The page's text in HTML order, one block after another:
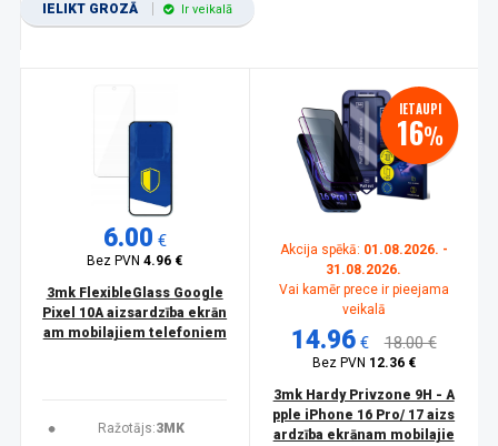
IELIKT GROZĀ Ir veikalā
6.00 €
Bez PVN4.96 €
3mk FlexibleGlass Google
Pixel 10A aizsardzība ekrān
am mobilajiem telefoniem
Ražotājs:3MK
IETAUPI
16%
Akcija spēkā: 01.08.2026. -
31.08.2026.
Vai kamēr prece ir pieejama
veikalā
14.96 € 18.00 €
Bez PVN 12.36 €
3mk Hardy Privzone 9H - A
pple iPhone 16 Pro/ 17 aizs
ardzība ekrānam mobilajie